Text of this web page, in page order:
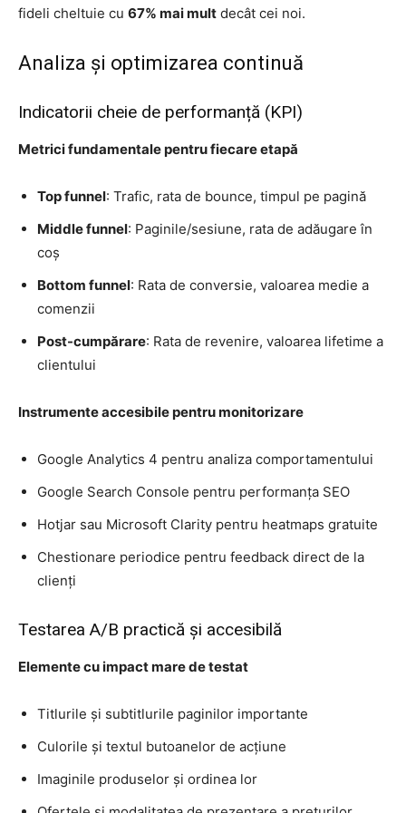
NEWS
E-COMMERCE
fideli cheltuie cu 67% mai mult decât cei noi.
Analiza și optimizarea continuă
Indicatorii cheie de performanță (KPI)
Metrici fundamentale pentru fiecare etapă
Top funnel: Trafic, rata de bounce, timpul pe pagină
Middle funnel: Paginile/sesiune, rata de adăugare în
coș
Bottom funnel: Rata de conversie, valoarea medie a
comenzii
Post-cumpărare: Rata de revenire, valoarea lifetime a
clientului
Instrumente accesibile pentru monitorizare
Google Analytics 4 pentru analiza comportamentului
Google Search Console pentru performanța SEO
Hotjar sau Microsoft Clarity pentru heatmaps gratuite
Chestionare periodice pentru feedback direct de la
clienți
Testarea A/B practică și accesibilă
Elemente cu impact mare de testat
Titlurile și subtitlurile paginilor importante
Culorile și textul butoanelor de acțiune
Imaginile produselor și ordinea lor